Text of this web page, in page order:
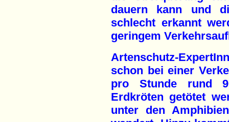
dauern kann und
schlecht erkannt
geringem
Artenschutz-
schon bei einer
pro Stunde rund
Erdkröten getötet
unter den